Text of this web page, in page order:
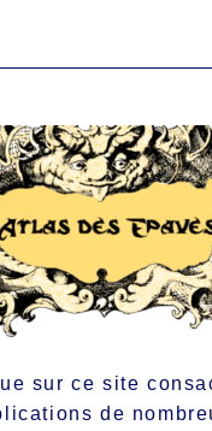
sur ce site
de